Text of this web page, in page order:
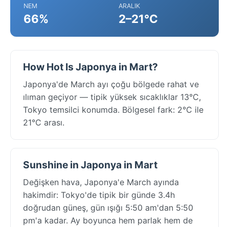
NEM
66%
ARALIK
2–21°C
How Hot Is Japonya in Mart?
Japonya'de March ayı çoğu bölgede rahat ve
ılıman geçiyor — tipik yüksek sıcaklıklar 13°C,
Tokyo temsilci konumda. Bölgesel fark: 2°C ile
21°C arası.
Sunshine in Japonya in Mart
Değişken hava, Japonya'e March ayında
hakimdir: Tokyo'de tipik bir günde 3.4h
doğrudan güneş, gün ışığı 5:50 am'dan 5:50
pm'a kadar. Ay boyunca hem parlak hem de